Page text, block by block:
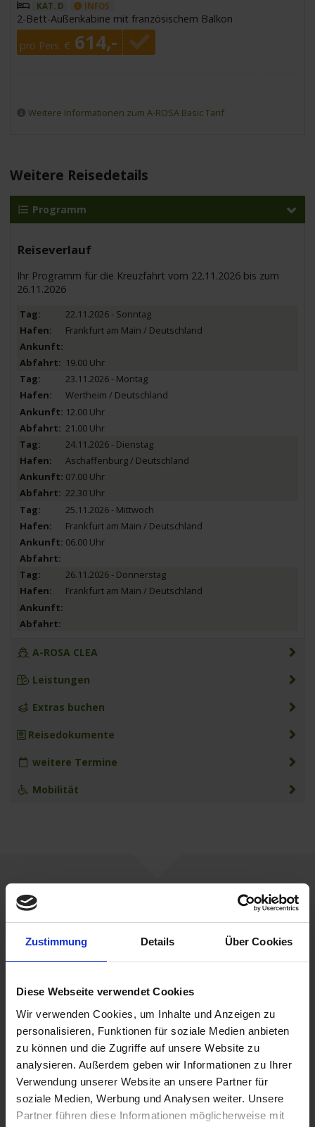
Zustimmung Details Über Cookies
Diese Webseite verwendet Cookies
Wir verwenden Cookies, um Inhalte und Anzeigen zu
personalisieren, Funktionen für soziale Medien anbieten
zu können und die Zugriffe auf unsere Website zu
analysieren. Außerdem geben wir Informationen zu Ihrer
Verwendung unserer Website an unsere Partner für
soziale Medien, Werbung und Analysen weiter. Unsere
Partner führen diese Informationen möglicherweise mit
KAT. D INFOS
2-Bett-Außenkabine mit französischem Balkon
pro Pers. € 614,-
Weitere Informationen zum A-ROSA Basic Tarif
Weitere Reisedetails
Programm
Reiseverlauf
Ihr Programm für die Kreuzfahrt vom 22.11.2026 bis zum
26.11.2026
22.11.2026 - Sonntag
Frankfurt am Main / Deutschland
19.00 Uhr
23.11.2026 - Montag
Wertheim / Deutschland
12.00 Uhr
21.00 Uhr
24.11.2026 - Dienstag
Aschaffenburg / Deutschland
07.00 Uhr
22.30 Uhr
25.11.2026 - Mittwoch
Frankfurt am Main / Deutschland
06.00 Uhr
26.11.2026 - Donnerstag
Frankfurt am Main / Deutschland
A-ROSA CLEA
Leistungen
Extras buchen
Reisedokumente
weitere Termine
Mobilität
Ihre unverbindliche Buchungsanfrage
Ihre Buchungsanfrage
DATUM 22.11.2026 - 26.11.2026 (4 Tage)
A-ROSA CLEA
175449-2476978
Personen
KABINE
Kabine wählen